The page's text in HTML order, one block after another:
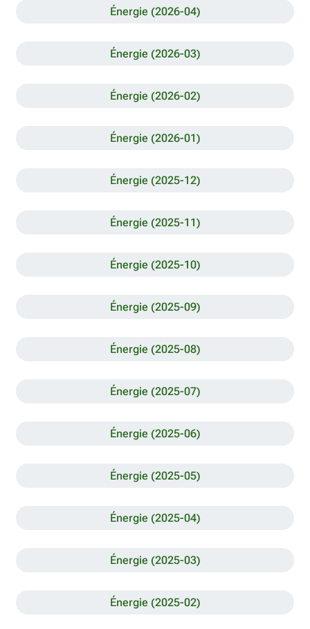
Énergie (2026-04)
Énergie (2026-03)
Énergie (2026-02)
Énergie (2026-01)
Énergie (2025-12)
Énergie (2025-11)
Énergie (2025-10)
Énergie (2025-09)
Énergie (2025-08)
Énergie (2025-07)
Énergie (2025-06)
Énergie (2025-05)
Énergie (2025-04)
Énergie (2025-03)
Énergie (2025-02)